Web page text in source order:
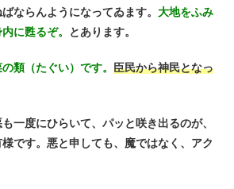
ならんようになってゐます。 大地をふみ
に甦るぞ。
とあります。
類（たぐい）です。 臣民から神民となっ
一度にひらいて、パッと咲き出るのが、
です。悪と申しても、魔ではなく、アク